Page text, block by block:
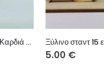
Ξύλινο μπρελόκ 6 εκ. – Καρδιά στη μέση – no sisters
5.00 €